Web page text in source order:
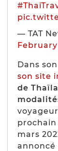
— TAT
February
Dans
son site
de
mars
annoncé